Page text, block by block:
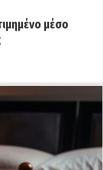
μέσο